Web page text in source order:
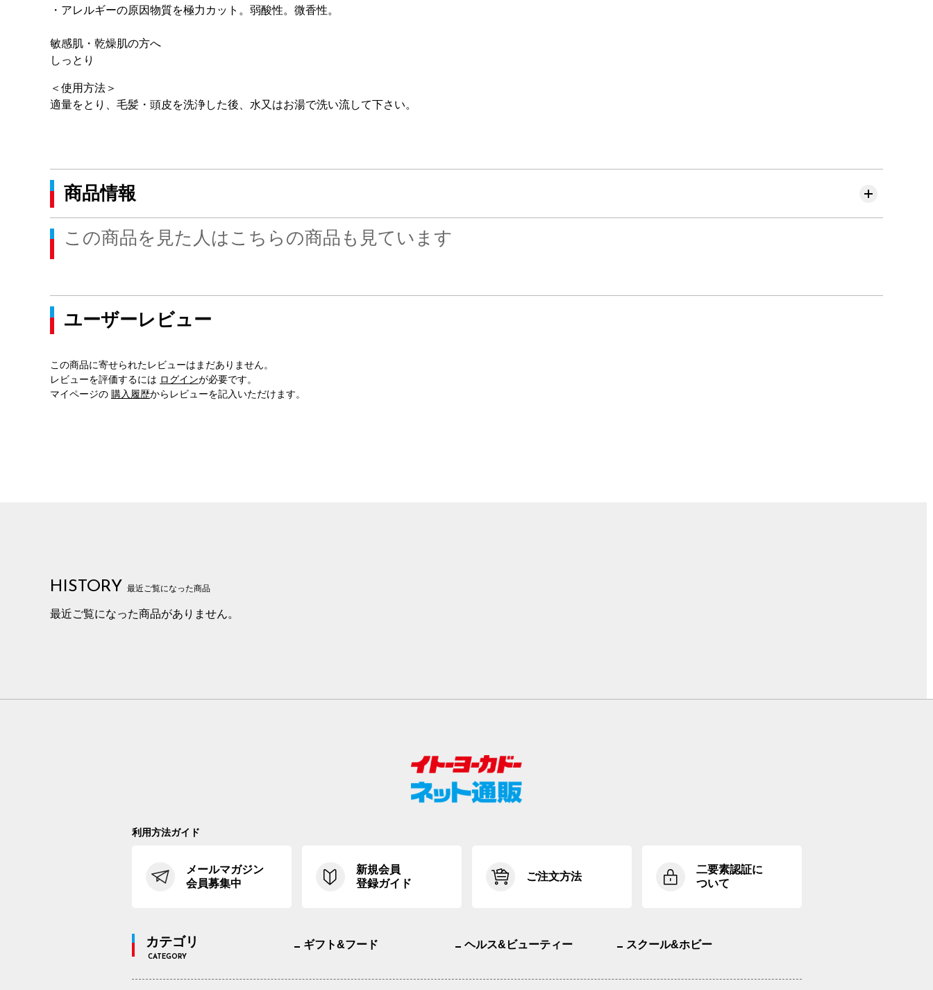
・アレルギーの原因物質を極力カット。弱酸性。微香性。
敏感肌・乾燥肌の方へ
しっとり
＜使用方法＞
適量をとり、毛髪・頭皮を洗浄した後、水又はお湯で洗い流して下さい。
商品情報
この商品を見た人はこちらの商品も見ています
ユーザーレビュー
この商品に寄せられたレビューはまだありません。
レビューを評価するには ログインが必要です。
マイページの 購入履歴からレビューを記入いただけます。
HISTORY 最近ご覧になった商品
最近ご覧になった商品がありません。
利用方法ガイド
メールマガジン
会員募集中
新規会員
登録ガイド
ご注文方法
二要素認証に
ついて
カテゴリ
CATEGORY
ギフト&フード ヘルス&ビューティー スクール&ホビー